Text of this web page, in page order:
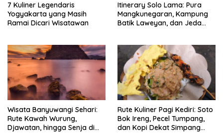
7 Kuliner Legendaris
Yogyakarta yang Masih
Ramai Dicari Wisatawan
Itinerary Solo Lama: Pura
Mangkunegaran, Kampung
Batik Laweyan, dan Jeda
Wisata Banyuwangi Sehari:
Rute Kawah Wurung,
Djawatan, hingga Senja di
Rute Kuliner Pagi Kediri: Soto
Bok Ireng, Pecel Tumpang,
dan Kopi Dekat Simpang